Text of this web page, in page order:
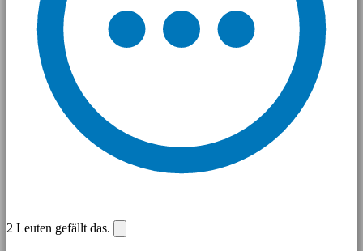
2 Leuten gefällt das.